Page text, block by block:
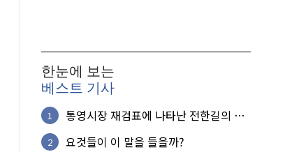
한눈에 보는
베스트 기사
1
통영시장 재검표에 나타난 전한길의 무
2 요것들이 이 말을 들을까?